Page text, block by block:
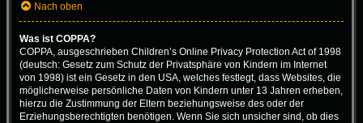
Nach oben
Was ist COPPA?
COPPA, ausgeschrieben Children’s Online Privacy Protection Act of 1998
(deutsch: Gesetz zum Schutz der Privatsphäre von Kindern im Internet
von 1998) ist ein Gesetz in den USA, welches festlegt, dass Websites, die
möglicherweise persönliche Daten von Kindern unter 13 Jahren erheben,
hierzu die Zustimmung der Eltern beziehungsweise des oder der
Erziehungsberechtigten benötigen. Wenn Sie sich unsicher sind, ob dies